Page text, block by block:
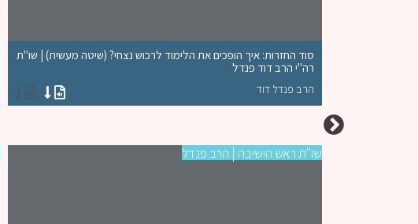
סוד החזרות: איך הופכים את הלימוד לרכוש נצחי? (שיטה מעשית) | שו"ת
רה"י הרב דוד פנדל
הרב פנדל דוד
שו"ת ראש הישיבה | הרב פנדל